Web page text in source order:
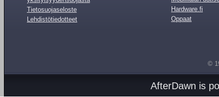
Tietosuojaseloste
Lehdistötiedotteet
Hardware.fi
Oppaat
©
AfterDawn is